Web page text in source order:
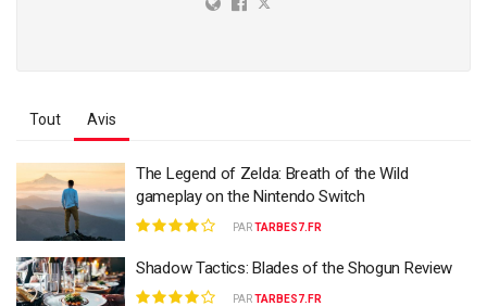
Tout Avis
The Legend of Zelda: Breath of the Wild
gameplay on the Nintendo Switch
PARTARBES7.FR
Shadow Tactics: Blades of the Shogun Review
PARTARBES7.FR